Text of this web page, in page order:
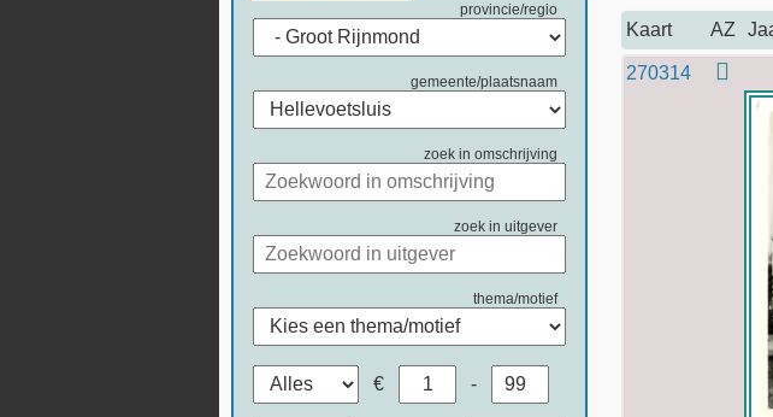
provincie/regio
gemeente/plaatsnaam
zoek in omschrijving
zoek in uitgever
thema/motief
€ -
Kaart AZ
270314